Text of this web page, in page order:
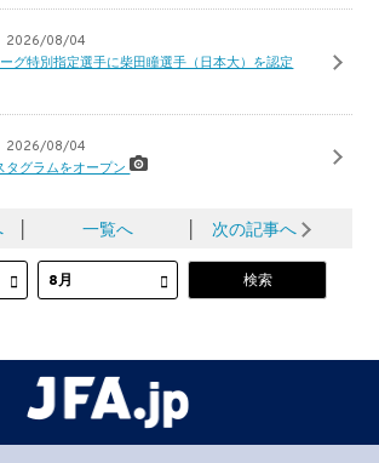
2026/08/04
グ特別指定選手に柴田瞳選手（日本大）を認定
2026/08/04
タグラムをオープン
一覧へ 次の記事へ